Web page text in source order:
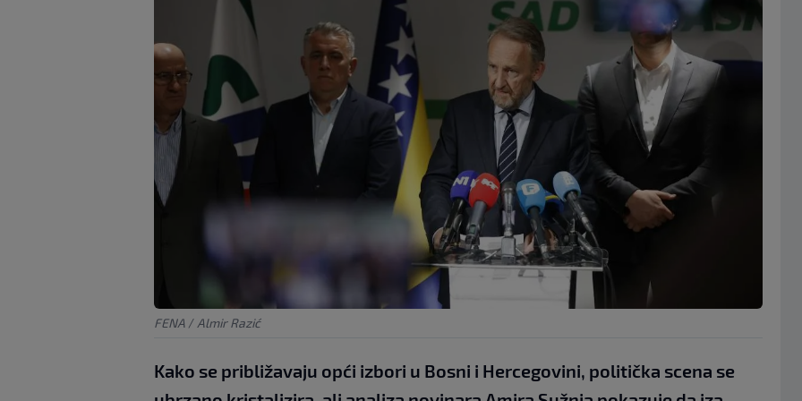
FENA / Almir Razić
Kako se približavaju opći izbori u Bosni i Hercegovini, politička scena se